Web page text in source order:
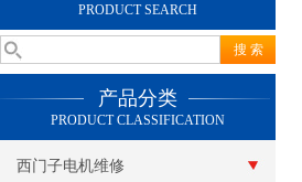
PRODUCT SEARCH
产品分类
PRODUCT CLASSIFICATION
西门子电机维修